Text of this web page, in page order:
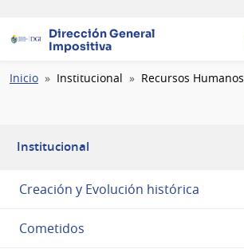
Dirección General
Impositiva
Ruta
Inicio Institucional Recursos Humanos
Institucional
Creación y Evolución histórica
Cometidos